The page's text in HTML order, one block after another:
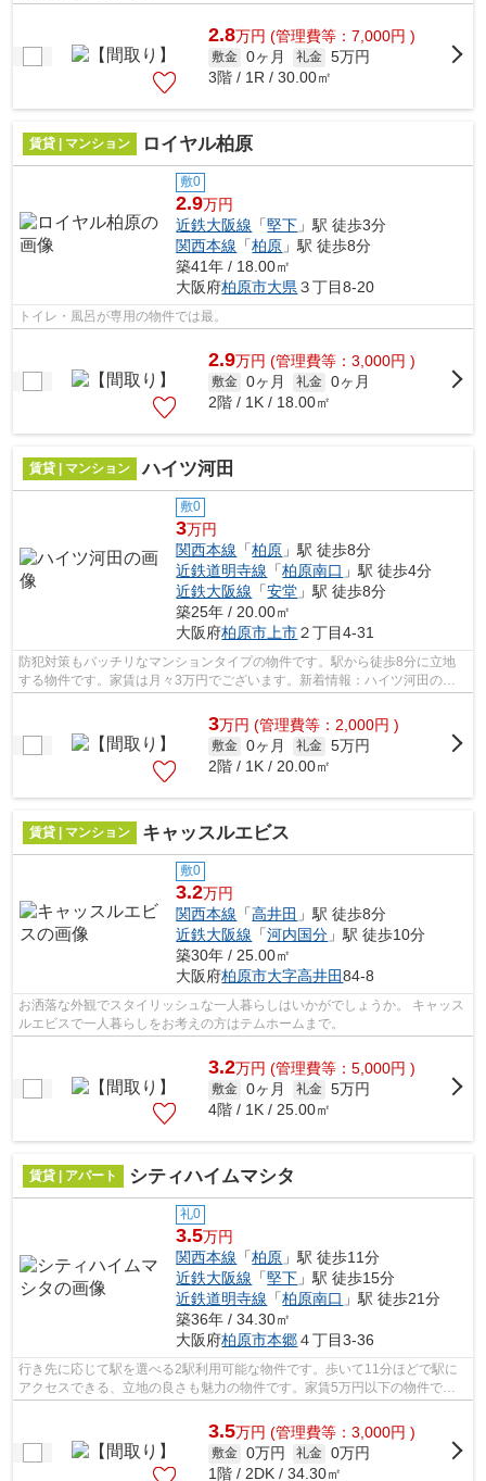
2.8万円 (管理費等：7,000円 )
敷金 0ヶ月 礼金 5万円
3階 / 1R / 30.00㎡
賃貸 | マンション ロイヤル柏原
敷0
2.9万円
近鉄大阪線 「堅下 」駅 徒歩3分
関西本線 「柏原 」駅 徒歩8分
築41年 / 18.00㎡
大阪府柏原市大県 ３丁目8-20
トイレ・風呂が専用の物件では最。
2.9万円 (管理費等：3,000円 )
敷金 0ヶ月 礼金 0ヶ月
2階 / 1K / 18.00㎡
賃貸 | マンション ハイツ河田
敷0
3万円
関西本線 「柏原 」駅 徒歩8分
近鉄道明寺線 「柏原南口 」駅 徒歩4分
近鉄大阪線 「安堂 」駅 徒歩8分
築25年 / 20.00㎡
大阪府柏原市 上市２丁目4-31
防犯対策もバッチリなマンションタイプの物件です。駅から徒歩8分に立地
する物件です。家賃は月々3万円でございます。新着情報：ハイツ河田の空
室情報ならコチラ。交通利便性の高い関...
3万円 (管理費等：2,000円 )
敷金 0ヶ月 礼金 5万円
2階 / 1K / 20.00㎡
賃貸 | マンション キャッスルエビス
敷0
3.2万円
関西本線 「高井田 」駅 徒歩8分
近鉄大阪線 「河内国分 」駅 徒歩10分
築30年 / 25.00㎡
大阪府柏原市大字高井田84-8
お洒落な外観でスタイリッシュな一人暮らしはいかがでしょうか。 キャッス
ルエビスで一人暮らしをお考えの方はテムホームまで。
3.2万円 (管理費等：5,000円 )
敷金 0ヶ月 礼金 5万円
4階 / 1K / 25.00㎡
賃貸 | アパート シティハイムマシタ
礼0
3.5万円
関西本線 「柏原 」駅 徒歩11分
近鉄大阪線 「堅下 」駅 徒歩15分
近鉄道明寺線 「柏原南口 」駅 徒歩21分
築36年 / 34.30㎡
大阪府柏原市本郷４丁目3-36
行き先に応じて駅を選べる2駅利用可能な物件です。歩いて11分ほどで駅に
アクセスできる、立地の良さも魅力の物件です。家賃5万円以下の物件で
す。シティハイムマシタの詳しい情報。柏...
3.5万円 (管理費等：3,000円 )
敷金 0万円 礼金 0万円
1階 / 2DK / 34.30㎡